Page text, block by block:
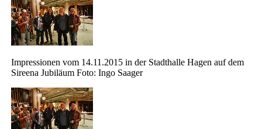
Impressionen vom 14.11.2015 in der Stadthalle Hagen auf dem
Sireena Jubiläum Foto: Ingo Saager